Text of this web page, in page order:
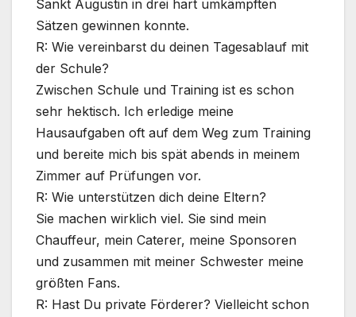
Sankt Augustin in drei hart umkämpften
Sätzen gewinnen konnte.
R: Wie vereinbarst du deinen Tagesablauf mit
der Schule?
Zwischen Schule und Training ist es schon
sehr hektisch. Ich erledige meine
Hausaufgaben oft auf dem Weg zum Training
und bereite mich bis spät abends in meinem
Zimmer auf Prüfungen vor.
R: Wie unterstützen dich deine Eltern?
Sie machen wirklich viel. Sie sind mein
Chauffeur, mein Caterer, meine Sponsoren
und zusammen mit meiner Schwester meine
größten Fans.
R: Hast Du private Förderer? Vielleicht schon